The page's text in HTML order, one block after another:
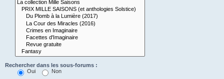
Rechercher dans les sous-forums :
Oui
Non